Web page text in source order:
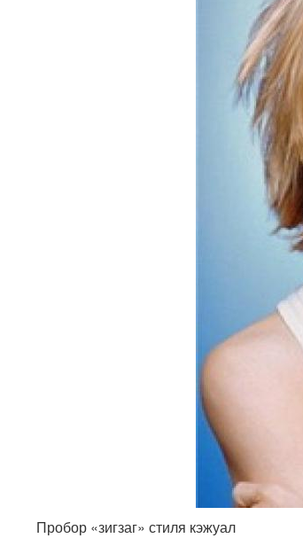
Пробор «зигзаг» стиля кэжуал